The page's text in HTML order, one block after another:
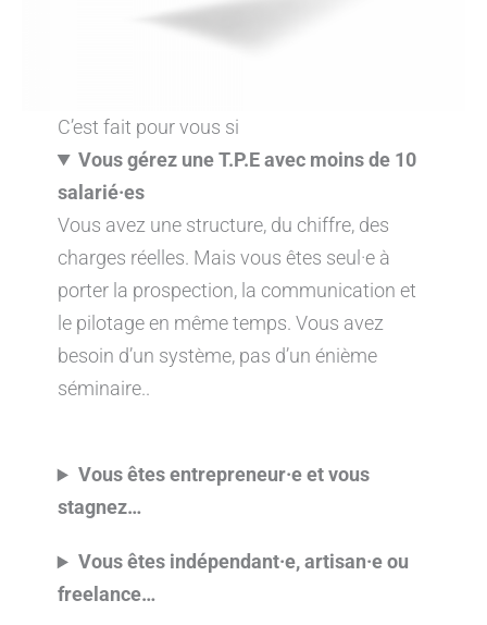
C’est fait pour vous si
Vous gérez une T.P.E avec moins de 10
salarié·es
Vous avez une structure, du chiffre, des
charges réelles. Mais vous êtes seul·e à
porter la prospection, la communication et
le pilotage en même temps. Vous avez
besoin d’un système, pas d’un énième
séminaire..
Vous êtes entrepreneur·e et vous
stagnez…
Vous êtes indépendant·e,artisan·eou
freelance…